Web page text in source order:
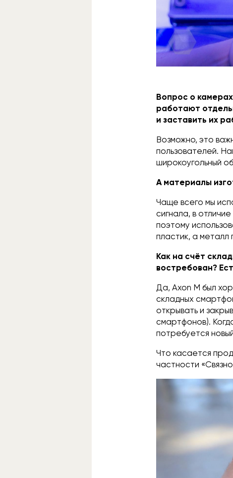
Вопрос о
работают
и заставить их
Возможно, это
пользователей.
широкоугольный
А материалы
Чаще всего мы
сигнала, в
поэтому
пластик, а металл
Как на счёт
востребован?
Да, Axon M был
складных
открывать и
смартфонов).
потребуется
Что касается
частности